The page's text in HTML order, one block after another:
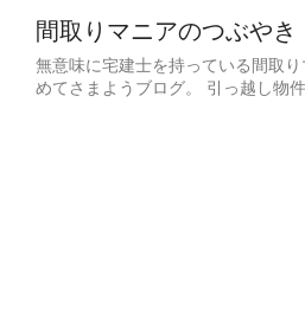
間取りマニアのつぶやき
無意味に宅建士を持っている間取
めてさまようブログ。 引っ越し物件